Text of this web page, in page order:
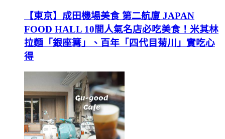
【東京】成田機場美食 第二航廈 JAPAN
FOOD HALL 10間人氣名店必吃美食！米其林
拉麵「銀座篝」、百年「四代目菊川」實吃心
得